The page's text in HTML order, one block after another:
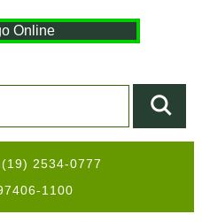
Online
2534-0777
1100